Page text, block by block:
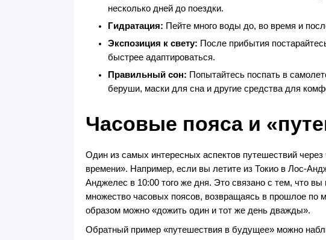
несколько дней до поездки.
Гидратация: Пейте много воды до, во время и
Экспозиция к свету: После прибытия
быстрее адаптироваться.
Правильный сон: Попытайтесь поспать в
беруши, маски для сна и другие средства для
Часовые пояса и
Один из самых интересных аспектов путешествий
времени». Например, если вы летите из Токио в Лос-
Анджелес в 10:00 того же дня. Это связано с тем, что
множество часовых поясов, возвращаясь в прошлое по
образом можно «дожить один и тот же день дважды».
Обратный пример «путешествия в будущее» можно